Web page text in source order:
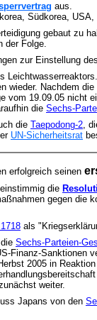
aus.
Südkorea,
gebaut zu
der Folge.
zur Einstellung
wieder. Nachdem
vom 19.09.05 nicht
die Sechs-
die Taepodong-2,
UN-Sicherheitsrat
erfolgreich seinen
die
gegen die
als
Sechs-Parteien-
Finanz-Sanktionen
2005 in
weiter.
Japans von den